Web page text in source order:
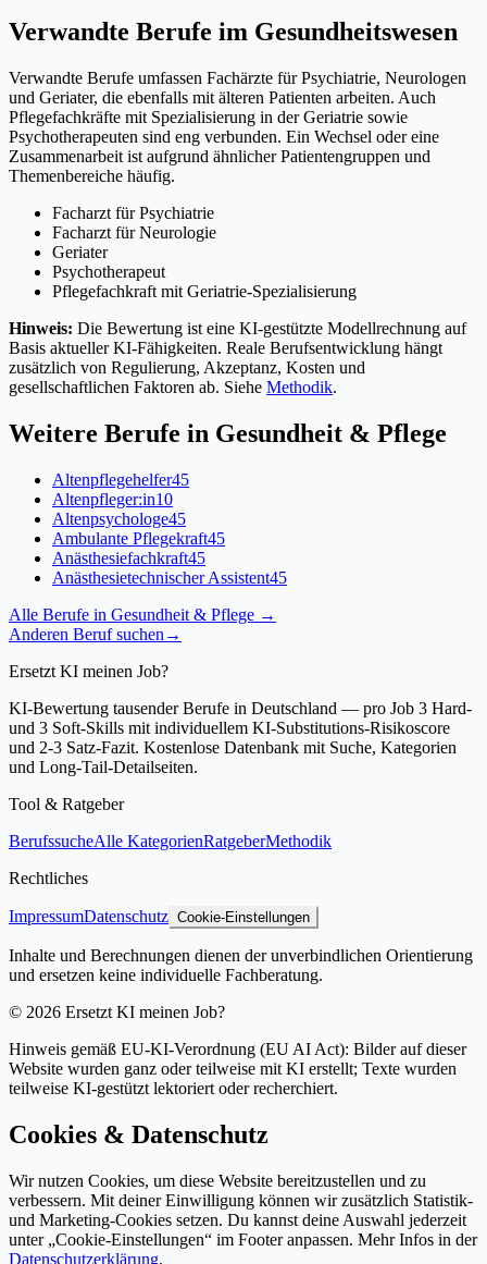
Verwandte Berufe im Gesundheitswesen
Verwandte Berufe umfassen Fachärzte für Psychiatrie, Neurologen
und Geriater, die ebenfalls mit älteren Patienten arbeiten. Auch
Pflegefachkräfte mit Spezialisierung in der Geriatrie sowie
Psychotherapeuten sind eng verbunden. Ein Wechsel oder eine
Zusammenarbeit ist aufgrund ähnlicher Patientengruppen und
Themenbereiche häufig.
Facharzt für Psychiatrie
Facharzt für Neurologie
Geriater
Psychotherapeut
Pflegefachkraft mit Geriatrie-Spezialisierung
Hinweis: Die Bewertung ist eine KI-gestützte Modellrechnung auf
Basis aktueller KI-Fähigkeiten. Reale Berufsentwicklung hängt
zusätzlich von Regulierung, Akzeptanz, Kosten und
gesellschaftlichen Faktoren ab. Siehe Methodik.
Weitere Berufe in Gesundheit & Pflege
Altenpflegehelfer45
Altenpfleger:in10
Altenpsychologe45
Ambulante Pflegekraft45
Anästhesiefachkraft45
Anästhesietechnischer Assistent45
Alle Berufe in Gesundheit & Pflege →
Anderen Beruf suchen →
Ersetzt KI meinen Job?
KI-Bewertung tausender Berufe in Deutschland — pro Job 3 Hard-
und 3 Soft-Skills mit individuellem KI-Substitutions-Risikoscore
und 2-3 Satz-Fazit. Kostenlose Datenbank mit Suche, Kategorien
und Long-Tail-Detailseiten.
Tool & Ratgeber
BerufssucheAlle KategorienRatgeberMethodik
Rechtliches
ImpressumDatenschutz Cookie-Einstellungen
Inhalte und Berechnungen dienen der unverbindlichen Orientierung
und ersetzen keine individuelle Fachberatung.
© 2026 Ersetzt KI meinen Job?
Hinweis gemäß EU-KI-Verordnung (EU AI Act): Bilder auf dieser
Website wurden ganz oder teilweise mit KI erstellt; Texte wurden
teilweise KI-gestützt lektoriert oder recherchiert.
Cookies & Datenschutz
Wir nutzen Cookies, um diese Website bereitzustellen und zu
verbessern. Mit deiner Einwilligung können wir zusätzlich Statistik-
und Marketing-Cookies setzen. Du kannst deine Auswahl jederzeit
unter „Cookie-Einstellungen“ im Footer anpassen. Mehr Infos in der
Datenschutzerklärung.